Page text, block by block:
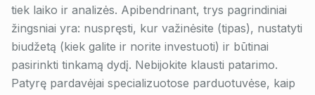
tiek laiko ir analizės. Apibendrinant, trys pagrindiniai
žingsniai yra: nuspręsti, kur važinėsite (tipas), nustatyti
biudžetą (kiek galite ir norite investuoti) ir būtinai
pasirinkti tinkamą dydį. Nebijokite klausti patarimo.
Patyrę pardavėjai specializuotose parduotuvėse, kaip